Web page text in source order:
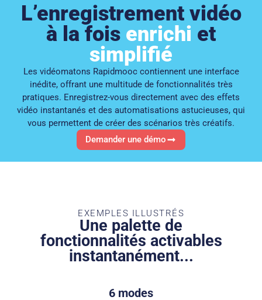
L’enregistrement vidéo
à la fois enrichi et
simplifié
Les vidéomatons Rapidmooc contiennent une interface
inédite, offrant une multitude de fonctionnalités très
pratiques. Enregistrez-vous directement avec des effets
vidéo instantanés et des automatisations astucieuses, qui
vous permettent de créer des scénarios très créatifs.​
Demander une démo​
EXEMPLES ILLUSTRÉS
Une palette de
fonctionnalités activables
instantanément​...
6 modes